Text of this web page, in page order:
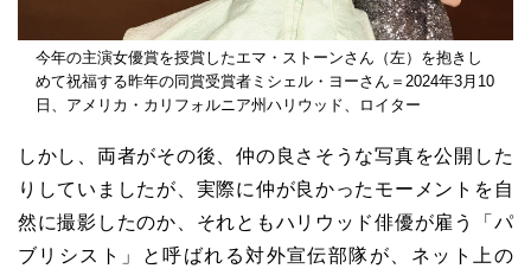
今年の主演女優賞を授賞したエマ・ストーンさん（左）を抱きし
めて祝福する昨年の同賞受賞者ミシェル・ヨーさん＝2024年3月10
日、アメリカ・カリフォルニア州ハリウッド、ロイター
しかし、両者がその後、仲の良さそうな写真を公開した
りしていましたが、実際に仲が良かったモーメントを自
然に撮影したのか、それともハリウッド俳優が雇う「パ
ブリシスト」と呼ばれる対外宣伝部隊が、ネット上の